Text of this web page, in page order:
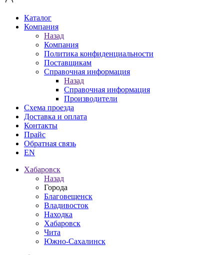
Каталог
Компания
Назад
Компания
Политика конфиденциальности
Поставщикам
Справочная информация
Назад
Справочная информация
Производители
Схема проезда
Доставка и оплата
Контакты
Прайс
Обратная связь
EN
Хабаровск
Назад
Города
Благовещенск
Владивосток
Находка
Хабаровск
Чита
Южно-Сахалинск